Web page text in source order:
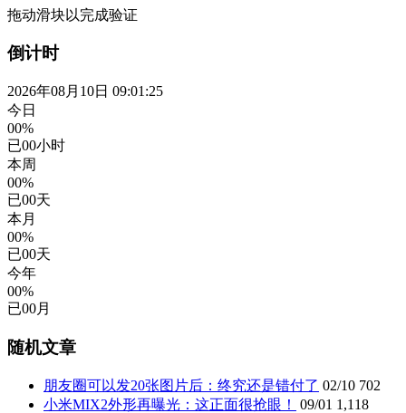
拖动滑块以完成验证
倒计时
2026年08月10日 09:01:25
今日
00%
已00小时
本周
00%
已00天
本月
00%
已00天
今年
00%
已00月
随机文章
朋友圈可以发20张图片后：终究还是错付了 02/10 702
小米MIX2外形再曝光：这正面很抢眼！
09/01 1,118